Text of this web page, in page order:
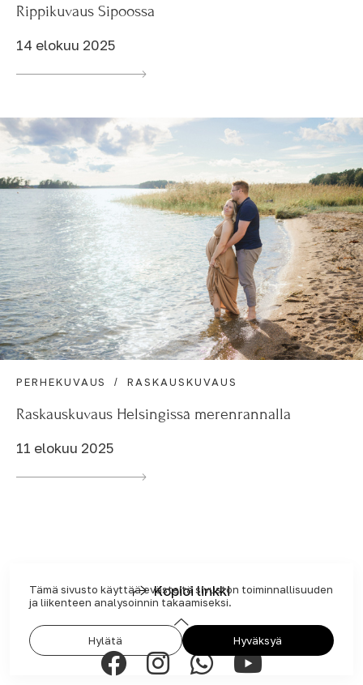
Rippikuvaus Sipoossa
14 elokuu 2025
PERHEKUVAUS RASKAUSKUVAUS
Raskauskuvaus Helsingissä merenrannalla
11 elokuu 2025
Kopioi linkki
Tämä sivusto käyttää evästeitä sivuston toiminnallisuuden
ja liikenteen analysoinnin takaamiseksi.
Hylätä Hyväksyä